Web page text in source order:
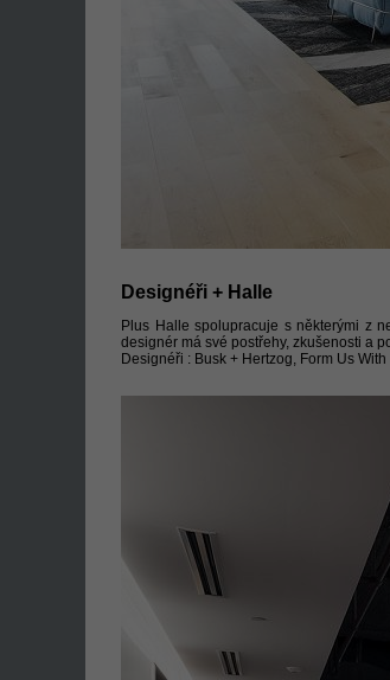
Designéři + Halle
Plus Halle spolupracuje s některými z
designér má své postřehy, zkušenosti a
Designéři : Busk + Hertzog, Form Us